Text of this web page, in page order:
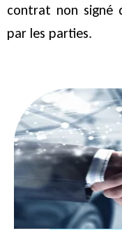
contrat non signé
par les parties.